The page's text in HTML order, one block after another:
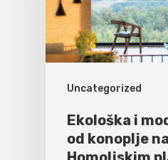
Uncategorized
Ekološka i
od konoplje na